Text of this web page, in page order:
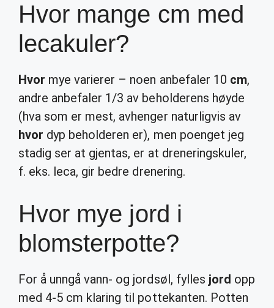
Hvor mange cm med
lecakuler?
Hvor mye varierer – noen anbefaler 10 cm,
andre anbefaler 1/3 av beholderens høyde
(hva som er mest, avhenger naturligvis av
hvor dyp beholderen er), men poenget jeg
stadig ser at gjentas, er at dreneringskuler,
f. eks. leca, gir bedre drenering.
Hvor mye jord i
blomsterpotte?
For å unngå vann- og jordsøl, fylles jord opp
med 4-5 cm klaring til pottekanten. Potten